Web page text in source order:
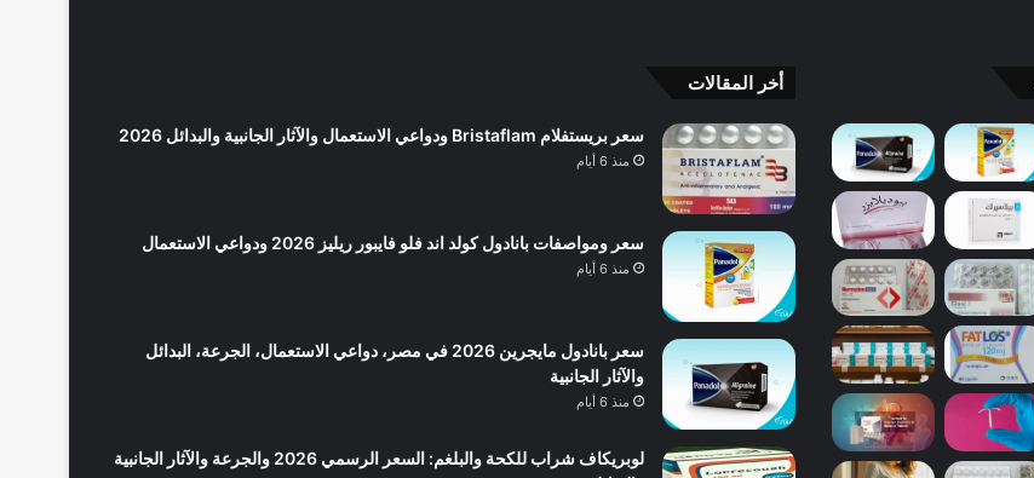
أخر المقالات
سعر بريستفلام Bristaflam ودواعي الاستعمال والآثار الجانبية والبدائل 2026
منذ 6 أيام
سعر ومواصفات بانادول كولد اند فلو فايبور ريليز 2026 ودواعي الاستعمال
منذ 6 أيام
سعر بانادول مايجرين 2026 في مصر، دواعي الاستعمال، الجرعة، البدائل
والآثار الجانبية
منذ 6 أيام
لوبريكاف شراب للكحة والبلغم: السعر الرسمي 2026 والجرعة والآثار الجانبية